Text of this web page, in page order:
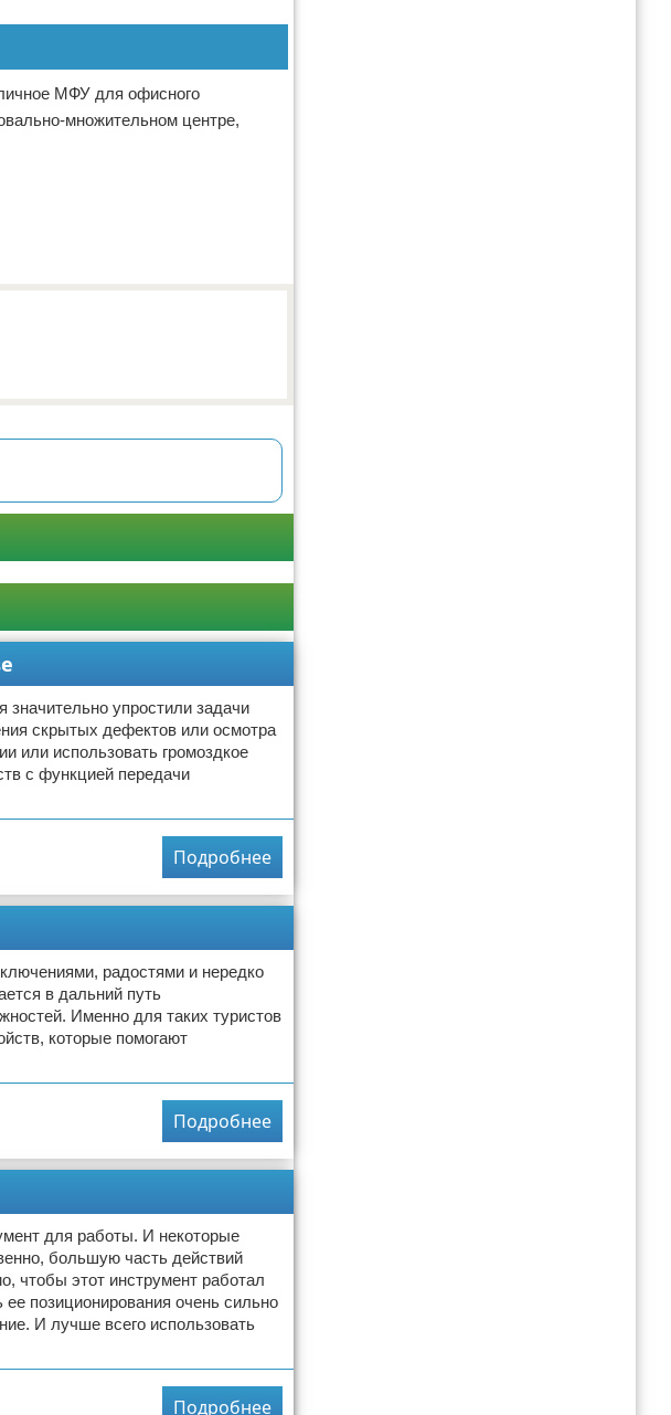
МФУ для офисного
множительном центре,
значительно упростили задачи
скрытых дефектов или осмотра
или использовать громоздкое
с функцией передачи
Подробнее
радостями и нередко
в дальний путь
Именно для таких туристов
которые помогают
Подробнее
для работы. И некоторые
большую часть действий
чтобы этот инструмент работал
позиционирования очень сильно
И лучше всего использовать
Подробнее